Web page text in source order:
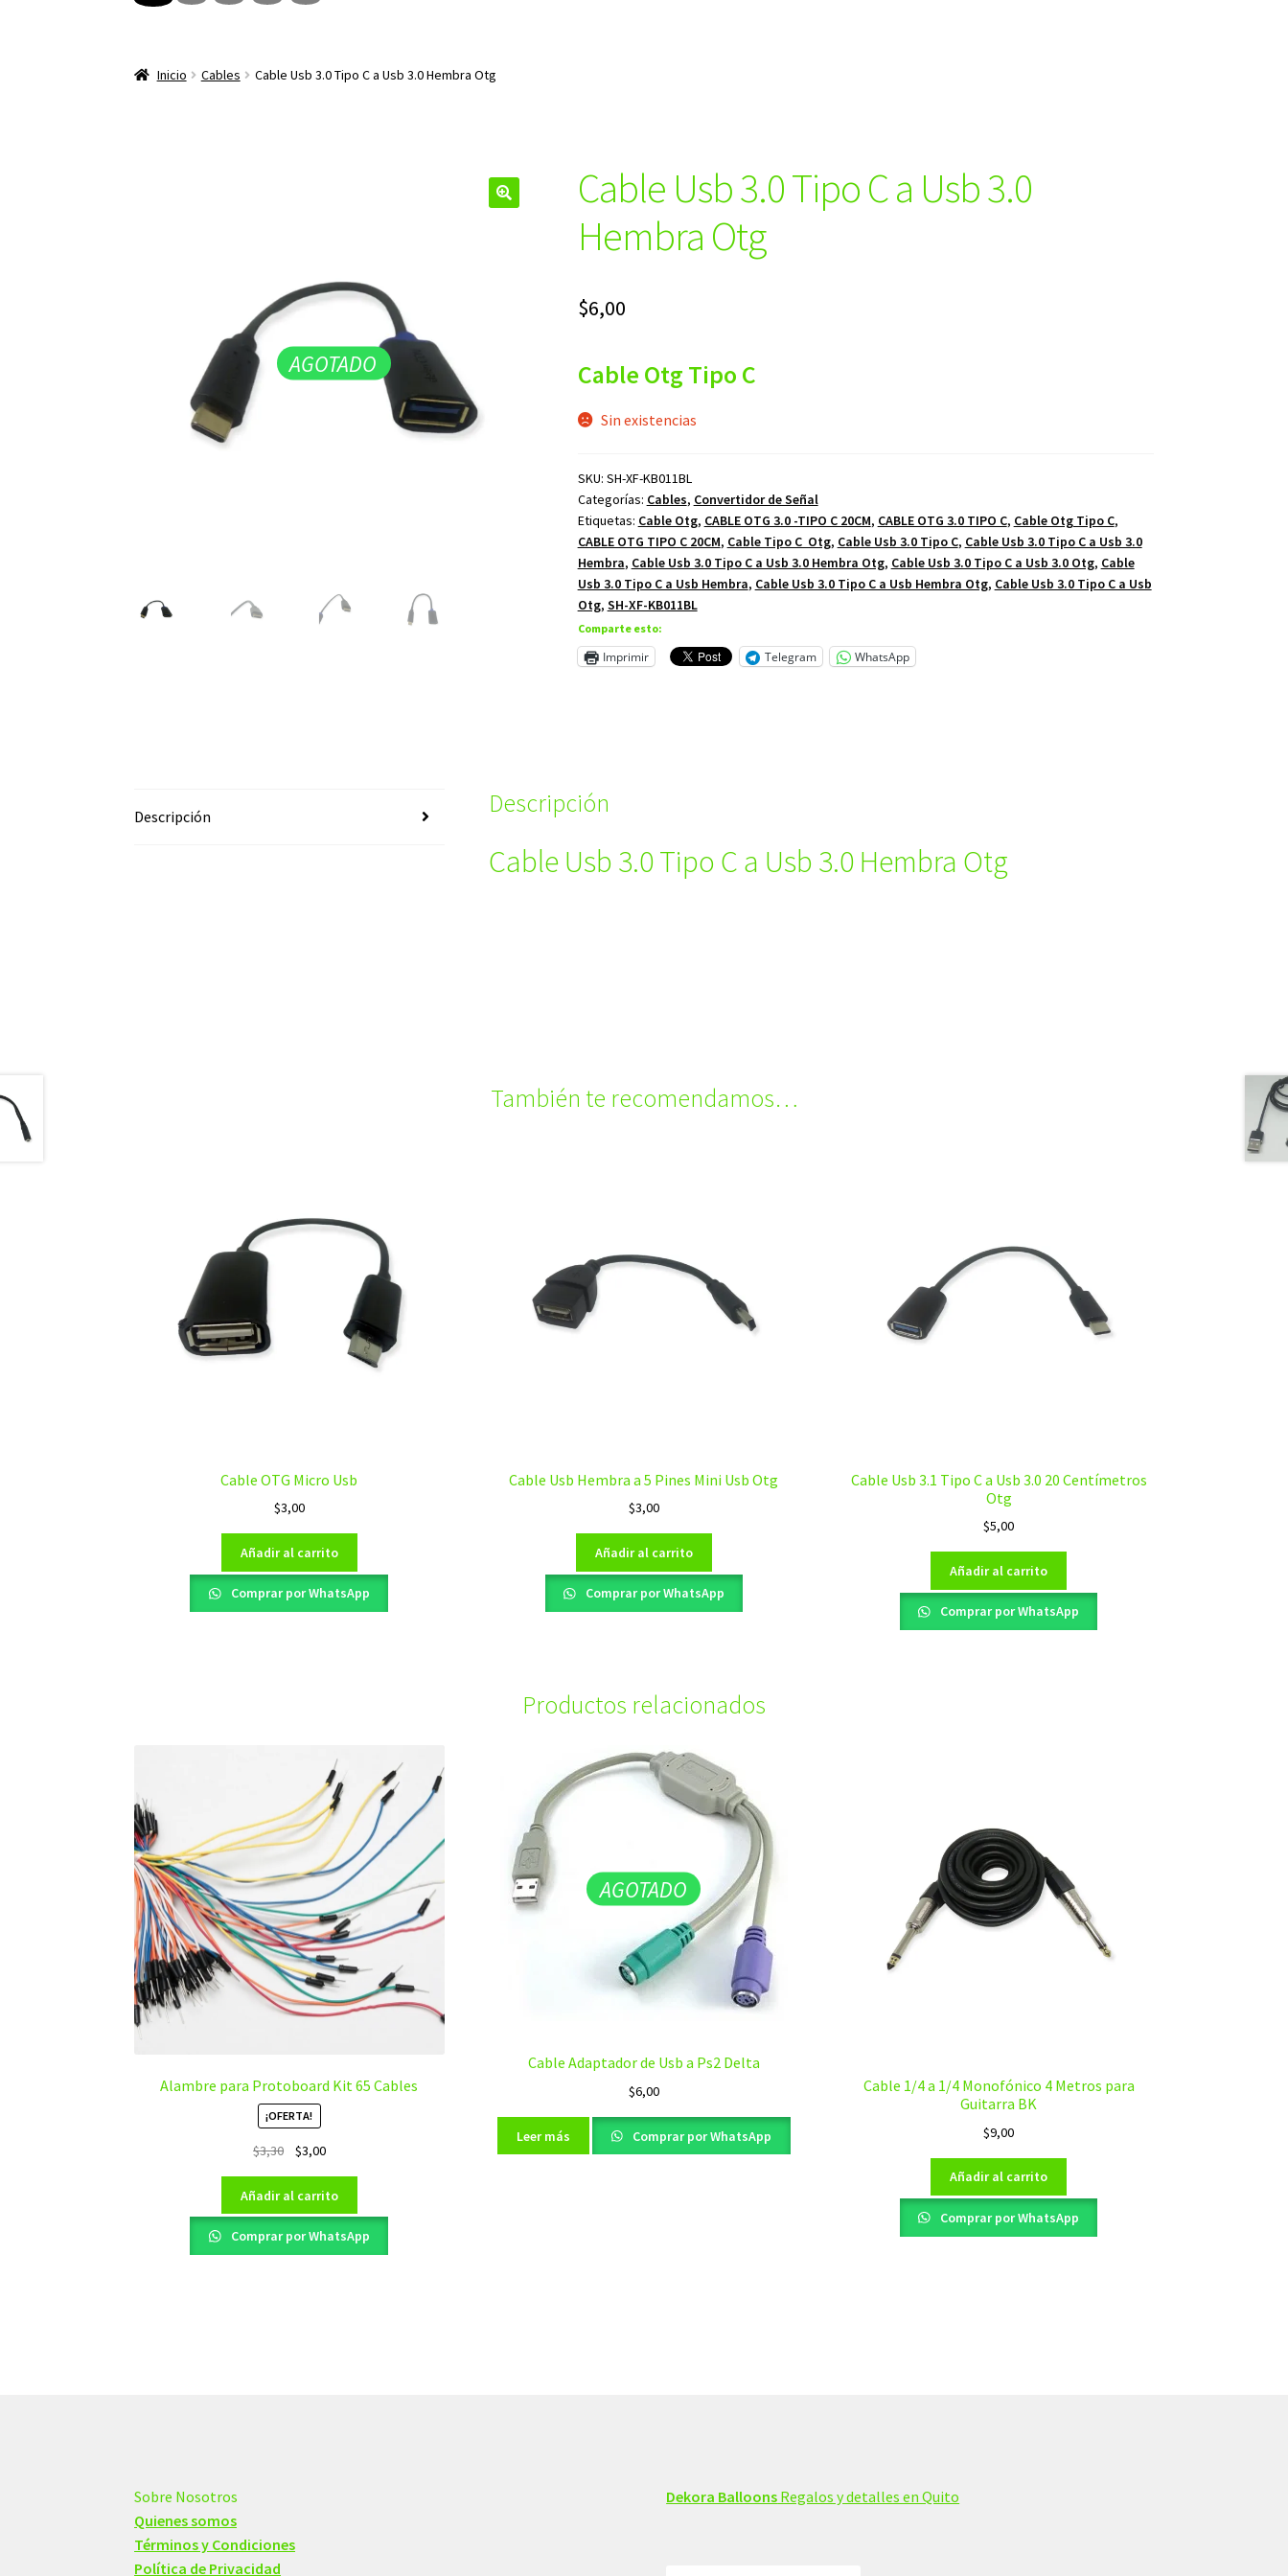
Inicio Cables Cable Usb 3.0 Tipo C a Usb 3.0 Hembra Otg
AGOTADO
Cable Usb 3.0 Tipo C a Usb 3.0
Hembra Otg
$6,00
Cable Otg Tipo C
Sin existencias
SKU: SH-XF-KB011BL
Categorías: Cables, Convertidor de Señal
Etiquetas: Cable Otg, CABLE OTG 3.0 -TIPO C 20CM, CABLE OTG 3.0 TIPO C, Cable Otg Tipo C,
CABLE OTG TIPO C 20CM, Cable Tipo C Otg, Cable Usb 3.0 Tipo C, Cable Usb 3.0 Tipo C a Usb 3.0
Hembra, Cable Usb 3.0 Tipo C a Usb 3.0 Hembra Otg, Cable Usb 3.0 Tipo C a Usb 3.0 Otg, Cable
Usb 3.0 Tipo C a Usb Hembra, Cable Usb 3.0 Tipo C a Usb Hembra Otg, Cable Usb 3.0 Tipo C a Usb
Otg, SH-XF-KB011BL
Comparte esto:
Imprimir Telegram WhatsApp
Descripción Descripción
Cable Usb 3.0 Tipo C a Usb 3.0 Hembra Otg
También te recomendamos…
Cable OTG Micro Usb
$3,00
Añadir al carrito
Comprar por WhatsApp
Cable Usb Hembra a 5 Pines Mini Usb Otg
$3,00
Añadir al carrito
Comprar por WhatsApp
Cable Usb 3.1 Tipo C a Usb 3.0 20 Centímetros
Otg
$5,00
Añadir al carrito
Comprar por WhatsApp
Productos relacionados
Alambre para Protoboard Kit 65 Cables
¡OFERTA!
$3,30
El
original
era:
$3,30.
$3,00El
actual
es:
$3,00.
Añadir al carrito
Comprar por WhatsApp
AGOTADO
Cable Adaptador de Usb a Ps2 Delta
$6,00
Leer más Comprar por WhatsApp
Cable 1/4 a 1/4 Monofónico 4 Metros para
Guitarra BK
$9,00
Añadir al carrito
Comprar por WhatsApp
Sobre Nosotros
Quienes somos
Términos y Condiciones
Política de Privacidad
Dekora Balloons Regalos y detalles en Quito